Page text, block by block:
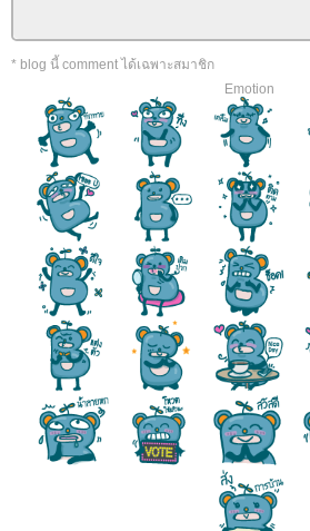
* blog นี้ comment ได้เฉพาะสมาชิก
Emotion